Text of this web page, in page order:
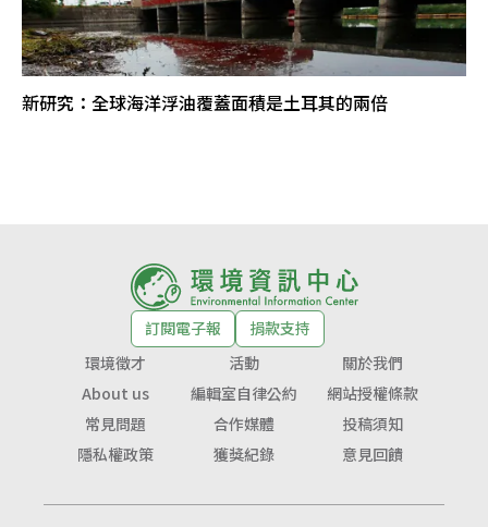
新研究：全球海洋浮油覆蓋面積是土耳其的兩倍
訂閱電子報
捐款支持
環境徵才
活動
關於我們
About us
編輯室自律公約
網站授權條款
常見問題
合作媒體
投稿須知
隱私權政策
獲獎紀錄 意見回饋